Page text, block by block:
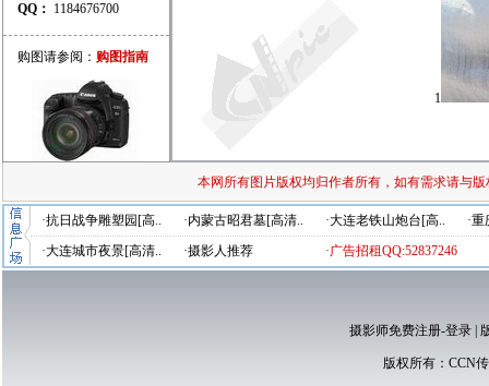
QQ： 1184676700
购图请参阅： 购图指南
1
本网所有图片版权均归作者所有，如有需求请与
·抗日战争雕塑园[高.. ·内蒙古昭君墓[高清.. ·大连老铁山炮台[高..
·
·大连城市夜景[高清..
·摄影人推荐 ·广告招租QQ:52837246
摄影师免费注册-登录|
版权所有： CCN